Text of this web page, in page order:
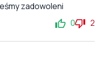
zadowoleni
0 2